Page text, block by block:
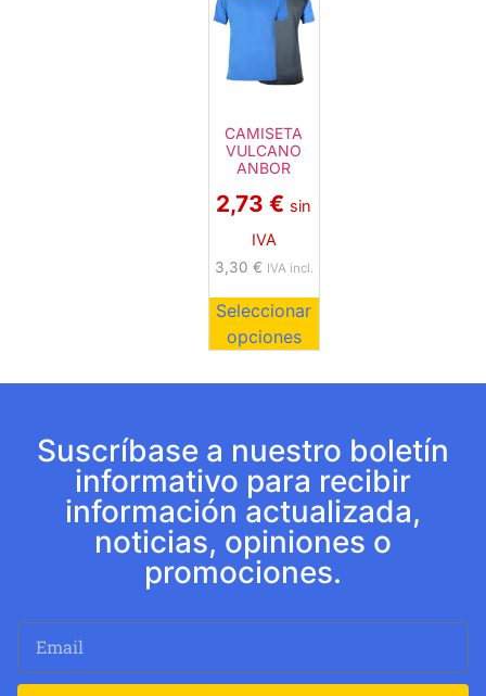
CAMISETA
VULCANO
ANBOR
2,73€ sin
IVA
3,30 € IVA incl.
Seleccionar
opciones
Suscríbase a nuestro boletín
informativo para recibir
información actualizada,
noticias, opiniones o
promociones.